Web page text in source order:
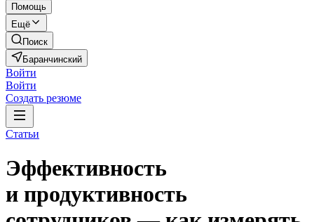
Помощь
Ещё
Поиск
Баранчинский
Войти
Войти
Создать резюме
Статьи
Эффективность
и продуктивность